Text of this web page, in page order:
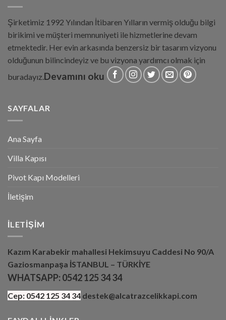
Şirketimiz 1992 Yılından İtibaren Yılların vermiş olduğu bilgi
birikimi ve müşteri memnuniyeti ile hizmetlerine devam
etmektedir. Her evin arkasında benzersiz bir tasarım vizyonu
olduğunun bilincindeyiz ve bu vizyona yardımcı olmak için
buradayız.Devamını oku
SAYFALAR
Ana Sayfa
Villa Kapısı
Pivot Kapı Modelleri
İletişim
İLETIŞIM
Kazım Karabekir mahallesi Hekimsuyu Caddesi No 90/A
Gaziosmanpaşa İSTANBUL – TÜRKİYE
WHATSAPP: 0542 125 34 34
Cep: 0542 125 34 34 destek@alcatrazcelikkapi.com